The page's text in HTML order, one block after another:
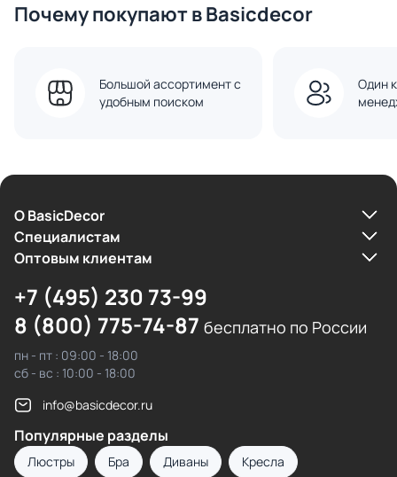
Почему покупают в Basicdecor
Большой ассортимент с
удобным поиском
Один
О BasicDecor
Cпециалистам
Оптовым клиентам
+7 (495) 230 73-99
8 (800) 775-74-87 бесплатно по России
пн - пт : 09:00 - 18:00
сб - вс : 10:00 - 18:00
info@basicdecor.ru
Популярные разделы
Люстры Бра Диваны Кресла